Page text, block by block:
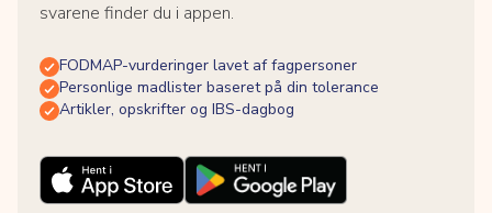
svarene finder du i appen.
FODMAP-vurderinger lavet af fagpersoner
Personlige madlister baseret på din tolerance
Artikler, opskrifter og IBS-dagbog